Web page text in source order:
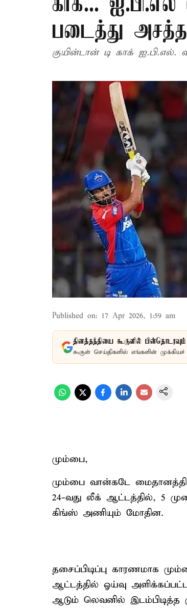
படைத்து
குயின்டான் டி காக்
Published on: 17 Apr 2026, 1:59 am
தினத்தந்தியை கூகுளில் பின்தொடரவும்
கூகுள் செய்திகளில் எங்களின்
மும்பை,
மும்பை வான்கடே
24-வது லீக் ஆட்டத்தில், 5
கிங்ஸ் அணியும் மோதின.
தசைப்பிடிப்பு காரணமாக
ஆட்டத்தில் ஓய்வு
ஆடும் லெவனில் இடம்பிடித்த